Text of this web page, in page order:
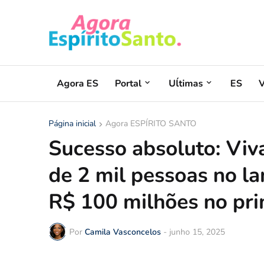
Agora ES Portal Uĺtimas ES
Página inicial Agora ESPÍRITO SANTO
Sucesso absoluto:
de 2 mil pessoas no
R$ 100 milhões no
Por Camila Vasconcelos - junho 15, 2025